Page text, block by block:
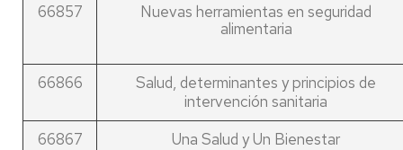
66857
Nuevas herramientas en seguridad
alimentaria
66866
Salud, determinantes y principios de
intervención sanitaria
66867
Una Salud y Un Bienestar